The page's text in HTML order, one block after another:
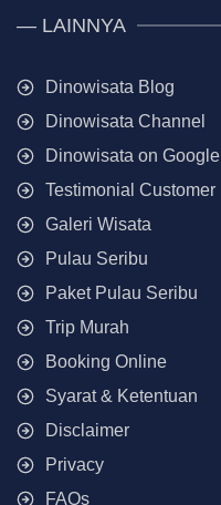
— LAINNYA
Dinowisata Blog
Dinowisata Channel
Dinowisata on Google
Testimonial Customer
Galeri Wisata
Pulau Seribu
Paket Pulau Seribu
Trip Murah
Booking Online
Syarat & Ketentuan
Disclaimer
Privacy
FAQs